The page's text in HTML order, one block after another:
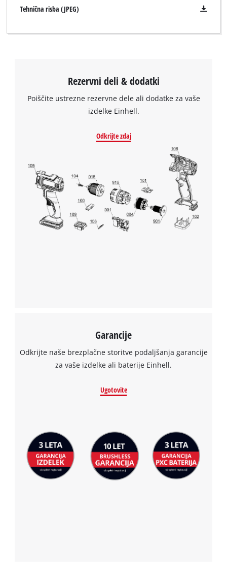
Za nalaganje storitve Google Maps
potrebujemo vaše soglasje!
This content is not permitted to load due
visitor. The website owner needs to setup
the site with their CMP to add this content
to the list of technologies used.
Usercentrics Consent
Management Platform
Tehnična risba (JPEG)
Rezervni deli & dodatki
Poiščite ustrezne rezervne dele ali dodatke za vaše
izdelke Einhell.
Odkrijte zdaj
Garancije
Odkrijte naše brezplačne storitve podaljšanja garancije
za vaše izdelke ali baterije Einhell.
Ugotovite